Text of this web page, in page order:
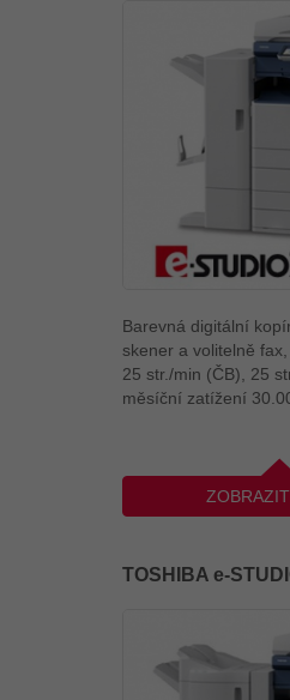
Barevná digitální
skener a volitelně
25 str./min (ČB), 25
měsíční zatížení
TOSHIBA e-